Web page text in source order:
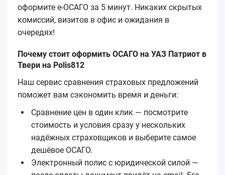
оформите е‑ОСАГО за 5 минут. Никаких скрытых
комиссий, визитов в офис и ожидания в
очередях!
Почему стоит оформить ОСАГО на УАЗ Патриот в
Твери на Polis812
Наш сервис сравнения страховых предложений
поможет вам сэкономить время и деньги:
Сравнение цен в один клик — посмотрите
стоимость и условия сразу у нескольких
надёжных страховщиков и выберите самое
дешёвое ОСАГО.
Электронный полис с юридической силой —